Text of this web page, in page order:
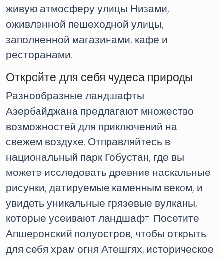
живую атмосферу улицы Низами,
оживленной пешеходной улицы,
заполненной магазинами, кафе и
ресторанами.
Откройте для себя чудеса природы
Разнообразные ландшафты
Азербайджана предлагают множество
возможностей для приключений на
свежем воздухе. Отправляйтесь в
национальный парк Гобустан, где вы
можете исследовать древние наскальные
рисунки, датируемые каменным веком, и
увидеть уникальные грязевые вулканы,
которые усеивают ландшафт. Посетите
Апшеронский полуостров, чтобы открыть
для себя храм огня Атешгях, историческое